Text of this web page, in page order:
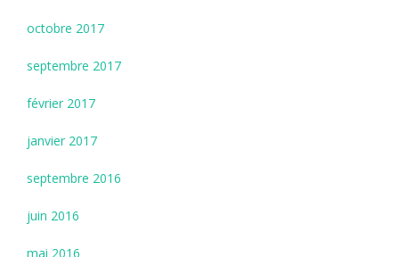
octobre 2017
septembre 2017
février 2017
janvier 2017
septembre 2016
juin 2016
mai 2016